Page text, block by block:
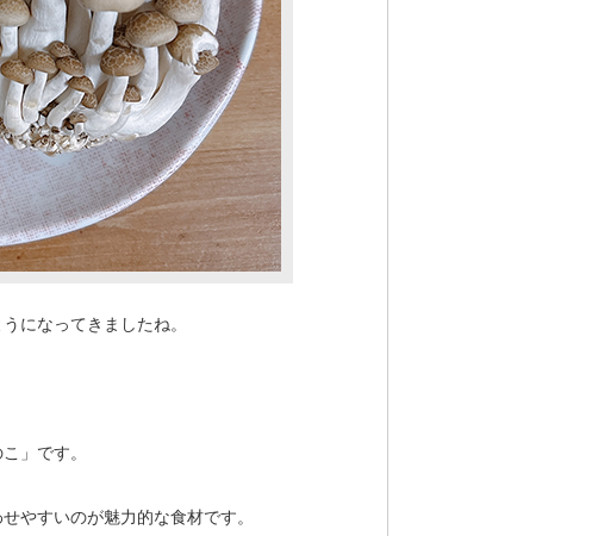
になってきましたね。
」です。
やすいのが魅力的な食材です。